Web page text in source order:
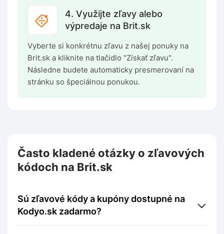
4. Využijte zľavy alebo
výpredaje na Brit.sk
Vyberte si konkrétnu zľavu z našej ponuky na
Brit.sk a kliknite na tlačidlo "Získať zľavu".
Následne budete automaticky presmerovaní na
stránku so špeciálnou ponukou.
Často kladené otázky o zľavových
kódoch na Brit.sk
Sú zľavové kódy a kupóny dostupné na
Kodyo.sk zadarmo?